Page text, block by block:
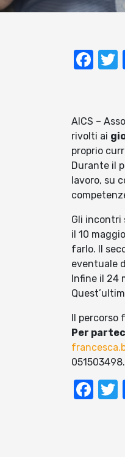
AICS –
rivolti ai
proprio
Durante il
lavoro, su
Gli incontri
il 10
farlo. Il
eventuale
Infine il 24
Il
Per
051503498.